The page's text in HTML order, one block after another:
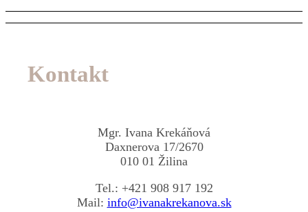
Kontakt
Mgr. Ivana Krekáňová
Daxnerova 17/2670
010 01 Žilina
Tel.: +421 908 917 192
Mail: info@ivanakrekanova.sk